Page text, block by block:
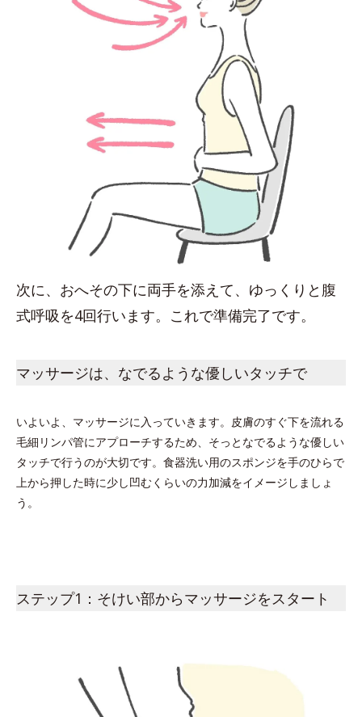
次に、おへその下に両手を添えて、ゆっくりと腹
式呼吸を4回行います。これで準備完了です。
マッサージは、なでるような優しいタッチで
いよいよ、マッサージに入っていきます。皮膚のすぐ下を流れる
毛細リンパ管にアプローチするため、そっとなでるような優しい
タッチで行うのが大切です。食器洗い用のスポンジを手のひらで
上から押した時に少し凹むくらいの力加減をイメージしましょ
う。
ステップ1：そけい部からマッサージをスタート